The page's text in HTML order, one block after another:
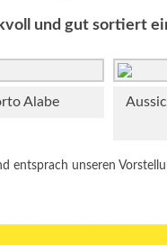
und gut sortiert
Alabe
entsprach unseren